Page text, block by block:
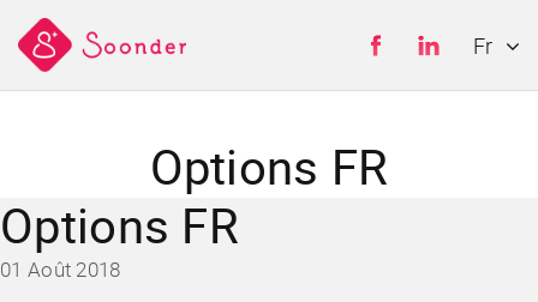
Fr
Es
Options FR
Options FR
01 Août 2018